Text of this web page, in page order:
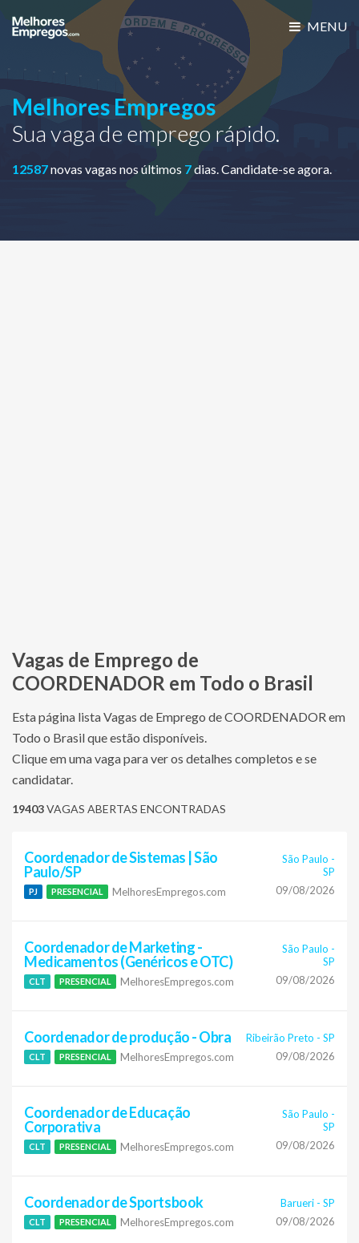
MENU
Melhores Empregos
Sua vaga de emprego rápido.
12587novas vagas nos últimos 7dias. Candidate-se agora.
Vagas de Emprego de
COORDENADOR em Todo o Brasil
Esta página lista Vagas de Emprego de COORDENADOR em
Todo o Brasil que estão disponíveis.
Clique em uma vaga para ver os detalhes completos e se
candidatar.
19403VAGAS ABERTAS ENCONTRADAS
Coordenador de Sistemas | São
Paulo/SP
PJ PRESENCIAL MelhoresEmpregos.com
São Paulo -
SP
09/08/2026
Coordenador de Marketing -
Medicamentos (Genéricos e OTC)
CLT PRESENCIAL MelhoresEmpregos.com
São Paulo -
SP
09/08/2026
Coordenador de produção - Obra
CLT PRESENCIAL MelhoresEmpregos.com
Ribeirão Preto - SP
09/08/2026
Coordenador de Educação
Corporativa
CLT PRESENCIAL MelhoresEmpregos.com
São Paulo -
SP
09/08/2026
Coordenador de Sportsbook
CLT PRESENCIAL MelhoresEmpregos.com
Barueri - SP
09/08/2026